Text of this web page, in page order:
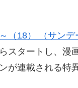
（18） （サン
スタートし、
が連載される特